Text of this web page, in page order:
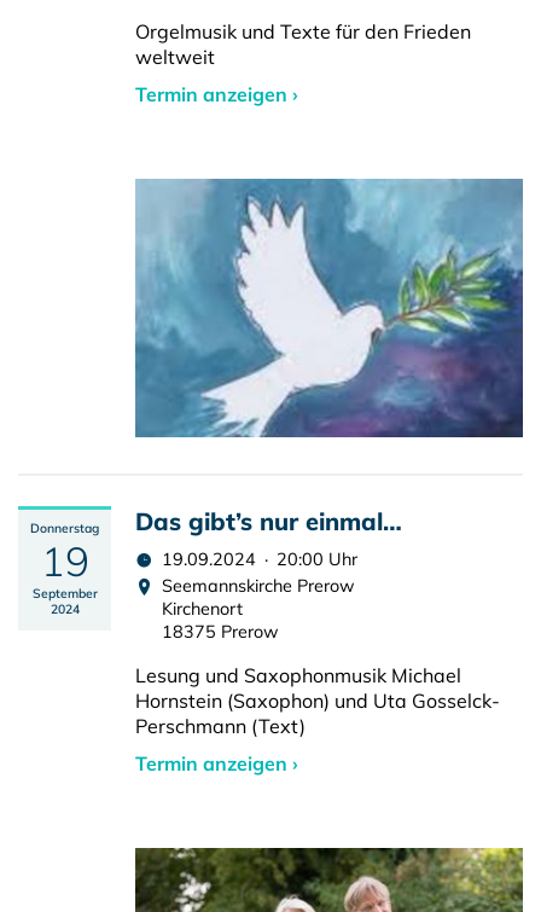
Orgelmusik und Texte für den Frieden
weltweit
Termin anzeigen ›
Donnerstag
19
September
2024
Das gibt’s nur einmal…
19.09.2024 · 20:00 Uhr
Seemannskirche Prerow
Kirchenort
18375 Prerow
Lesung und Saxophonmusik Michael
Hornstein (Saxophon) und Uta Gosselck-
Perschmann (Text)
Termin anzeigen ›